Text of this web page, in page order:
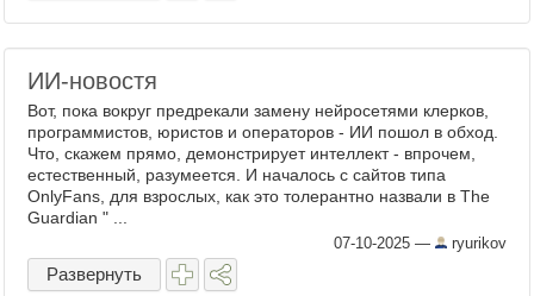
ИИ-новостя
Вот, пока вокруг предрекали замену нейросетями клерков,
программистов, юристов и операторов - ИИ пошол в обход.
Что, скажем прямо, демонстрирует интеллект - впрочем,
естественный, разумеется. И началось с сайтов типа
OnlyFans, для взрослых, как это толерантно назвали в The
Guardian " ...
07-10-2025 — ryurikov
Развернуть